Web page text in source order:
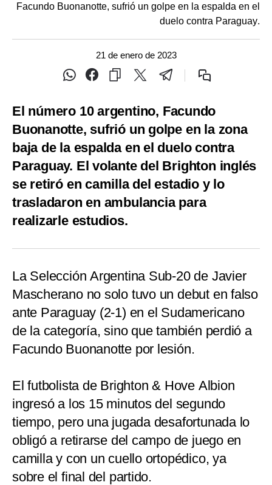
21 de enero de 2023
Facundo Buonanotte, sufrió un golpe en la espalda en el
duelo contra Paraguay.
El número 10 argentino, Facundo
Buonanotte, sufrió un golpe en la zona
baja de la espalda en el duelo contra
Paraguay. El volante del Brighton inglés
se retiró en camilla del estadio y lo
trasladaron en ambulancia para
realizarle estudios.
La Selección Argentina Sub-20 de Javier
Mascherano no solo tuvo un debut en falso
ante Paraguay (2-1) en el Sudamericano
de la categoría, sino que también perdió a
Facundo Buonanotte por lesión.
El futbolista de Brighton & Hove Albion
ingresó a los 15 minutos del segundo
tiempo, pero una jugada desafortunada lo
obligó a retirarse del campo de juego en
camilla y con un cuello ortopédico, ya
sobre el final del partido.